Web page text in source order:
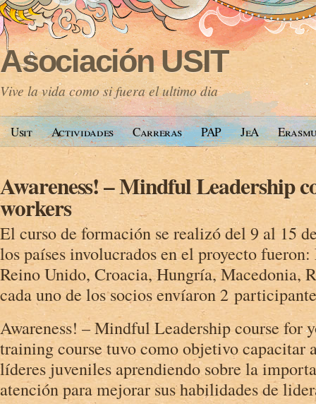
Asociación USIT
Vive la vida como si fuera el ultimo dia
Usit Actividades Carreras PAP JeA
Awareness! – Mindful Leadership
workers
El curso de formación se realizó del 9 al 15
los países involucrados en el proyecto fueron:
Reino Unido, Croacia, Hungría, Macedonia,
cada uno de los socios envíaron 2
Awareness! – Mindful Leadership course for
training course tuvo como objetivo capacitar
líderes juveniles aprendiendo sobre la
atención para mejorar sus habilidades de